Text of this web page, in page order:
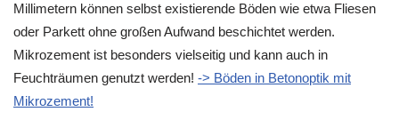
Millimetern können selbst existierende Böden wie etwa Fliesen
oder Parkett ohne großen Aufwand beschichtet werden.
Mikrozement ist besonders vielseitig und kann auch in
Feuchträumen genutzt werden! -> Böden in Betonoptik mit
Mikrozement!